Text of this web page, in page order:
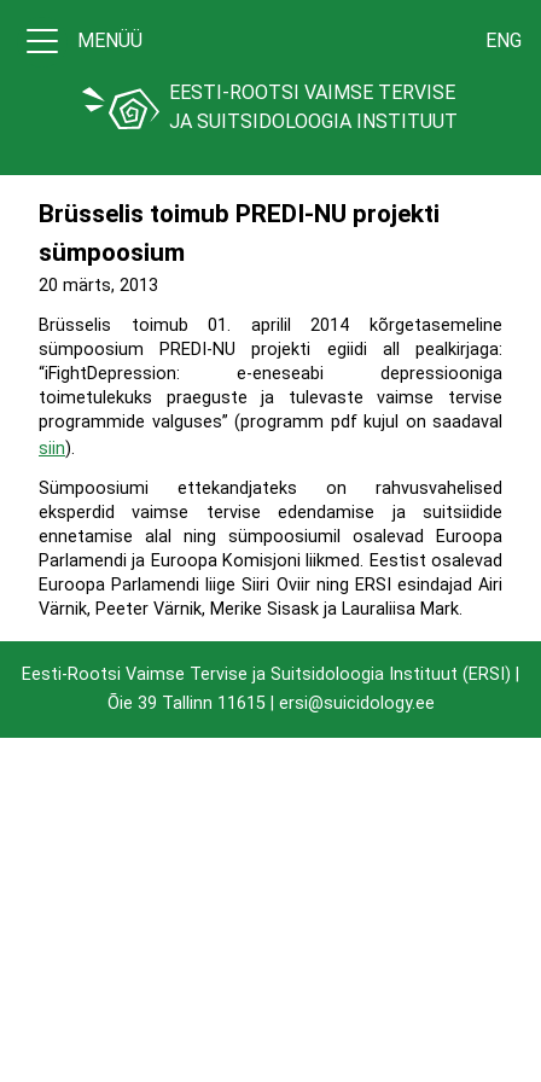
MENÜÜ ENG
EESTI-ROOTSI VAIMSE TERVISE
JA SUITSIDOLOOGIA INSTITUUT
Brüsselis toimub PREDI-NU projekti
sümpoosium
20 märts, 2013
Brüsselis toimub 01. aprilil 2014 kõrgetasemeline
sümpoosium PREDI-NU projekti egiidi all pealkirjaga:
“iFightDepression: e-eneseabi depressiooniga
toimetulekuks praeguste ja tulevaste vaimse tervise
programmide valguses” (programm pdf kujul on saadaval
siin).
Sümpoosiumi ettekandjateks on rahvusvahelised
eksperdid vaimse tervise edendamise ja suitsiidide
ennetamise alal ning sümpoosiumil osalevad Euroopa
Parlamendi ja Euroopa Komisjoni liikmed. Eestist osalevad
Euroopa Parlamendi liige Siiri Oviir ning ERSI esindajad Airi
Värnik, Peeter Värnik, Merike Sisask ja Lauraliisa Mark.
Eesti-Rootsi Vaimse Tervise ja Suitsidoloogia Instituut (ERSI) |
Õie 39 Tallinn 11615| ersi@suicidology.ee